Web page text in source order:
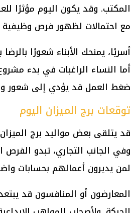
المكتب. وقد يكون اليوم مؤثرًا
مع احتمالات لظهور فرص وظيفية
أسريًا، يمنحك الأبناء شعورًا
أما النساء الراغبات في بدء
ضغط العمل قد يؤدي إلى شعور
توقعات برج الميزان اليوم
قد يتلقى بعض مواليد برج الميزان
وفي الجانب التجاري، تبدو الفرص
لمن يديرون أعمالهم بحسابات
المعارضون أو المنافسون قد